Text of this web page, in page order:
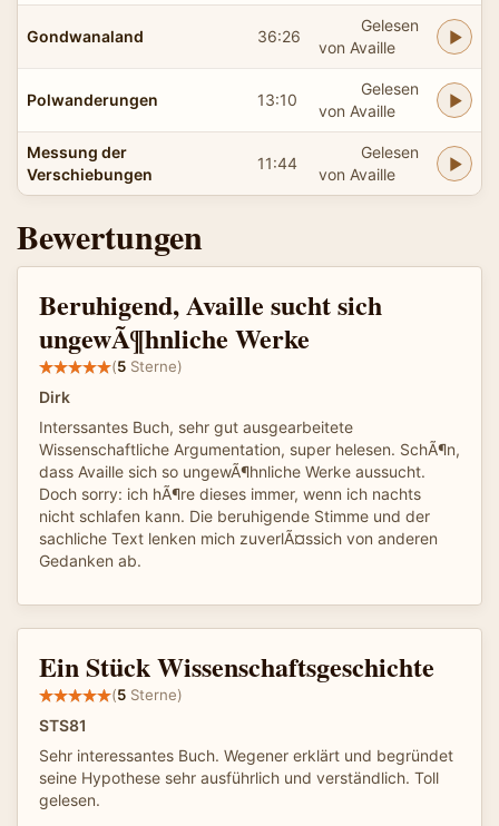
Gondwanaland 36:26
Gelesen
von Availle
Polwanderungen 13:10
Gelesen
von Availle
Messung der
Verschiebungen
11:44
Gelesen
von Availle
Bewertungen
Beruhigend, Availle sucht sich
ungewÃ¶hnliche Werke
(5 Sterne)
Dirk
Interssantes Buch, sehr gut ausgearbeitete
Wissenschaftliche Argumentation, super helesen. SchÃ¶n,
dass Availle sich so ungewÃ¶hnliche Werke aussucht.
Doch sorry: ich hÃ¶re dieses immer, wenn ich nachts
nicht schlafen kann. Die beruhigende Stimme und der
sachliche Text lenken mich zuverlÃ¤ssich von anderen
Gedanken ab.
Ein Stück Wissenschaftsgeschichte
(5 Sterne)
STS81
Sehr interessantes Buch. Wegener erklärt und begründet
seine Hypothese sehr ausführlich und verständlich. Toll
gelesen.